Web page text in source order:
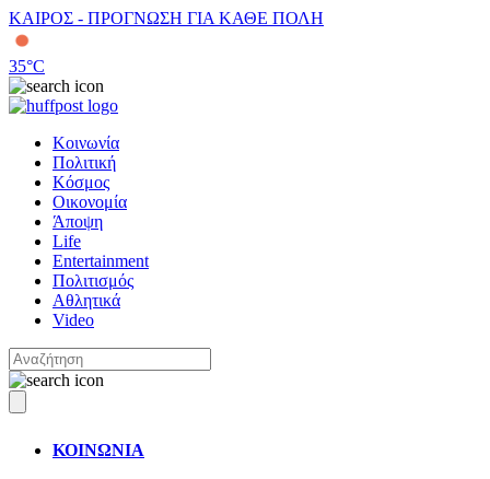
ΚΑΙΡΟΣ - ΠΡΟΓΝΩΣΗ ΓΙΑ ΚΑΘΕ ΠΟΛΗ
35°C
Κοινωνία
Πολιτική
Κόσμος
Οικονομία
Άποψη
Life
Entertainment
Πολιτισμός
Αθλητικά
Video
ΚΟΙΝΩΝΙΑ